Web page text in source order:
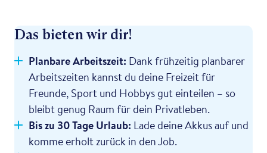
Das bieten wir dir!
Planbare Arbeitszeit: Dank frühzeitig planbarer
Arbeitszeiten kannst du deine Freizeit für
Freunde, Sport und Hobbys gut einteilen – so
bleibt genug Raum für dein Privatleben.
Bis zu 30 Tage Urlaub: Lade deine Akkus auf und
komme erholt zurück in den Job.